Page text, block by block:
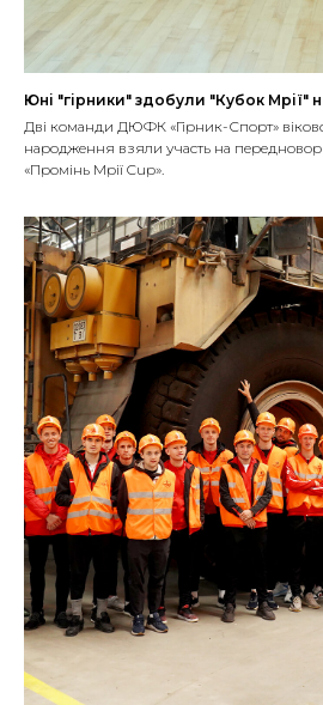
Юні "гірники" здобули "Кубок Мрії"
Дві команди ДЮФК «Гірник-Спорт»
народження взяли участь на
«Промінь Мрії Cup».